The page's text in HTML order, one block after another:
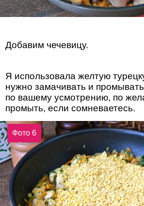
Добавим чечевицу.
Я использовала желтую
нужно замачивать и
по вашему усмотрению, по
промыть, если сомневаетесь.
Фото 6